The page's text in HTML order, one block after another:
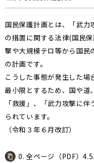
国民保護計画とは、「武力
の措置に関する法律(国民
撃や大規模テロ等から国民
の計画です。
こうした事態が発生した
最小限とするため、国や道
「救援」、「武力攻撃に
られています。
（令和３年６月改訂）
0. 全ページ（PDF）